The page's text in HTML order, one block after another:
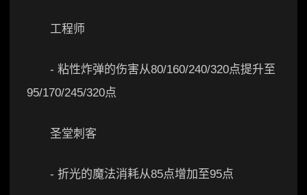
工程师
- 粘性炸弹的伤害从80/160/240/320点提升至
95/170/245/320点
圣堂刺客
- 折光的魔法消耗从85点增加至95点